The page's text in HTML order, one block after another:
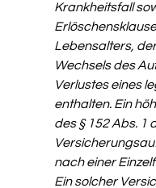
Krankheitsfall
Lebensalters,
Wechsels des
Verlustes eines
enthalten. Ein
des § 152 Abs. 1
nach einer
Ein solcher